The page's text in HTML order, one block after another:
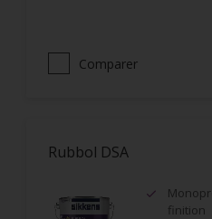
Comparer
Rubbol DSA
finition